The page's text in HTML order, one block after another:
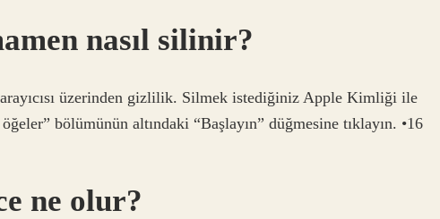
nasıl silinir?
üzerinden gizlilik. Silmek istediğiniz Apple Kimliği ile
bölümünün altındaki “Başlayın” düğmesine tıklayın. •16
ne olur?